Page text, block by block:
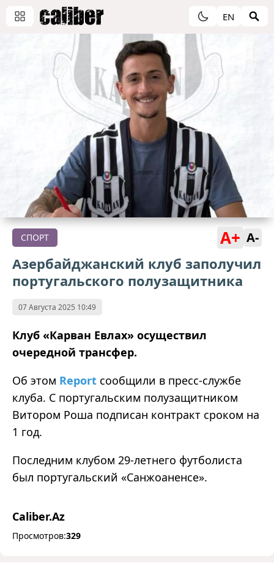
EN
СПОРТ A+ A-
Азербайджанский клуб заполучил
португальского полузащитника
07 Августа 2025 10:49
Клуб «Карван Евлах» осуществил
очередной трансфер.
Об этом Report сообщили в пресс-службе
клуба. С португальским полузащитником
Витором Роша подписан контракт сроком на
1 год.
Последним клубом 29-летнего футболиста
был португальский «Санжоаненсе».
Caliber.Az
Просмотров:329